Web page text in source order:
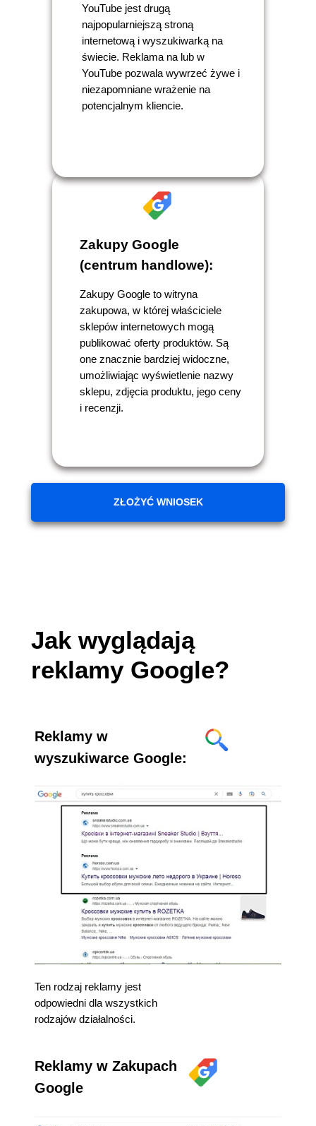
Zakupy Google
(centrum handlowe):
Zakupy Google to witryna
zakupowa, w której właściciele
sklepów internetowych mogą
publikować oferty produktów. Są
one znacznie bardziej widoczne,
umożliwiając wyświetlenie nazwy
sklepu, zdjęcia produktu, jego ceny
i recenzji.
YouTube jest drugą
najpopularniejszą stroną
internetową i wyszukiwarką na
świecie. Reklama na lub w
YouTube pozwala wywrzeć żywe i
niezapomniane wrażenie na
potencjalnym kliencie.
ZŁOŻYĆ WNIOSEK
Jak wyglądają
reklamy Google?
Reklamy w
wyszukiwarce Google:
Ten rodzaj reklamy jest
odpowiedni dla wszystkich
rodzajów działalności.
Reklamy w Zakupach
Google